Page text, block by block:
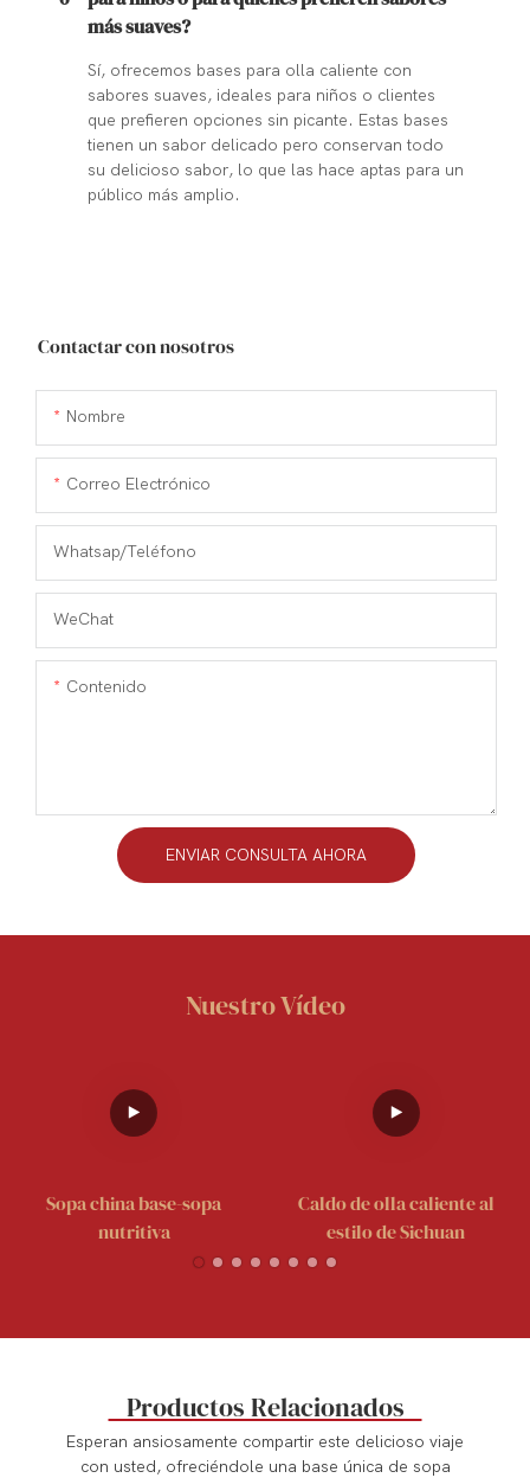
más suaves?
Sí, ofrecemos bases para olla caliente con
sabores suaves, ideales para niños o clientes
que prefieren opciones sin picante. Estas bases
tienen un sabor delicado pero conservan todo
su delicioso sabor, lo que las hace aptas para un
público más amplio.
Contactar con nosotros
Nombre
Correo Electrónico
Whatsap/teléfono
WeChat
Contenido
ENVIAR CONSULTA AHORA
Nuestro Vídeo
Sopa china base-sopa
nutritiva
Caldo de olla caliente al
estilo de Sichuan
Productos Relacionados
Esperan ansiosamente compartir este delicioso viaje
con usted, ofreciéndole una base única de sopa